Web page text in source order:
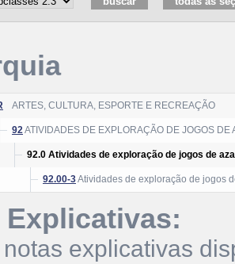
ARTES, CULTURA, ESPORTE E RECREAÇÃO
92ATIVIDADES DE EXPLORAÇÃO DE JOGOS DE
92.0 Atividades de exploração de jogos de
92.00-3Atividades de exploração de jogos
Explicativas:
explicativas